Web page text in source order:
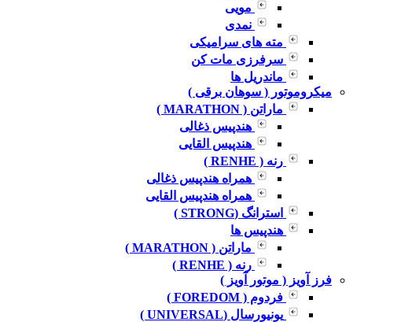
مویی
نمدی
مته های سرامیکی
سرفرزی مات کن
ماندریل ها
میکروموتور ( سوهان برقی )
ماراتن ( MARATHON )
هندپیس ذغالی
هندپیس القایی
رنه ( RENHE )
همراه هندپیس ذغالی
همراه هندپیس القایی
استرانگ (STRONG )
هندپیس ها
ماراتن ( MARATHON )
رنه ( RENHE )
فرز آویز ( موتور آویز )
فردوم ( FOREDOM )
یونیورسال (UNIVERSAL )